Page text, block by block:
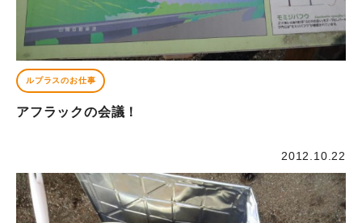
ルプラスのお仕事
アフラックの会議！
2012.10.22